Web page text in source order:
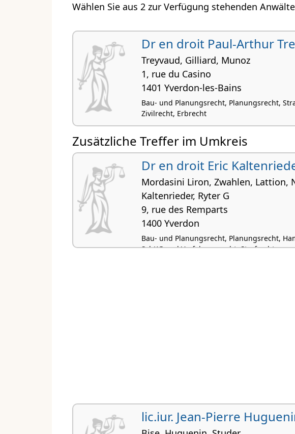
Wählen Sie aus 2 zur Verfügung stehenden
Dr en droit Paul-Arthur
Treyvaud, Gilliard, Munoz
1, rue du Casino
1401 Yverdon-les-Bains
Bau- und Planungsrecht, Planungsrecht,
Zivilrecht, Erbrecht
Zusätzliche Treffer im Umkreis
Dr en droit Eric
Mordasini Liron, Zwahlen, Lattion,
Kaltenrieder, Ryter G
9, rue des Remparts
1400 Yverdon
Bau- und Planungsrecht, Planungsrecht,
SchKG und Verfahrensrecht, Strafrecht
lic.iur. Jean-Pierre